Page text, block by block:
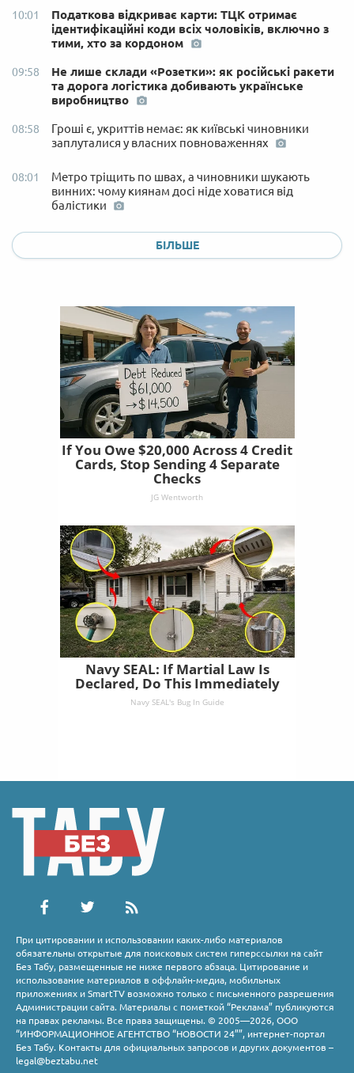
10:01
Податкова відкриває карти: ТЦК отримає
ідентифікаційні коди всіх чоловіків, включно з
тими, хто за кордоном
09:58
Не лише склади «Розетки»: як російські ракети
та дорога логістика добивають українське
виробництво
08:58
Гроші є, укриттів немає: як київські чиновники
заплуталися у власних повноваженнях
08:01
Метро тріщить по швах, а чиновники шукають
винних: чому киянам досі ніде ховатися від
балістики
БІЛЬШЕ
If You Owe $20,000 Across 4 Credit
Cards, Stop Sending 4 Separate
Checks
JG Wentworth
Navy SEAL: If Martial Law Is
Declared, Do This Immediately
Navy SEAL's Bug In Guide
При цитировании и использовании каких-либо материалов
обязательны открытые для поисковых систем гиперссылки на сайт
Без Табу, размещенные не ниже первого абзаца. Цитирование и
использование материалов в оффлайн-медиа, мобильных
приложениях и SmartTV возможно только с письменного разрешения
Администрации сайта. Материалы с пометкой “Реклама” публикуются
на правах рекламы. Все права защищены. © 2005—2026, ООО
“ИНФОРМАЦИОННОЕ АГЕНТСТВО “НОВОСТИ 24””, интернет-портал
Без Табу. Контакты для официальных запросов и других документов –
legal@beztabu.net